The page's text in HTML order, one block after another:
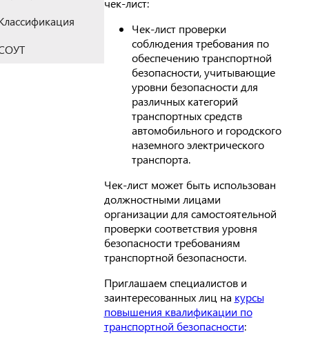
чек-лист:
Чек-лист проверки
соблюдения требования по
обеспечению транспортной
безопасности, учитывающие
уровни безопасности для
различных категорий
транспортных средств
автомобильного и городского
наземного электрического
транспорта.
Чек-лист может быть использован
должностными лицами
организации для самостоятельной
проверки соответствия уровня
безопасности требованиям
транспортной безопасности.
Приглашаем специалистов и
заинтересованных лиц на курсы
повышения квалификации по
транспортной безопасности: